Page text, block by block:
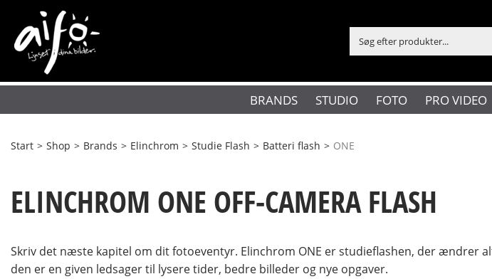
BRANDS STUDIO FOTO PRO VIDEO
Start > Shop > Brands > Elinchrom > Studie Flash > Batteri flash > ONE
ELINCHROM ONE OFF-CAMERA FLASH
Skriv det næste kapitel om dit fotoeventyr. Elinchrom ONE er studieflashen, der ændrer
den er en given ledsager til lysere tider, bedre billeder og nye opgaver.